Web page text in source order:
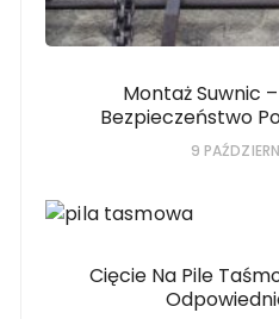
Montaż Suwnic
Bezpieczeństwo
9
Cięcie Na Pile